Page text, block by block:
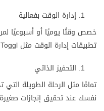
إدارة الوقت بفعالية
خصص وقتًا يوميًا أو أسبوعيًا
تطبيقات إدارة الوقت مثل Toggl لتتبع كيفية استغلال وقتك.
التحفيز الذاتي
تمامًا مثل الرحلة الطويلة
نفسك عند تحقيق إنجازات